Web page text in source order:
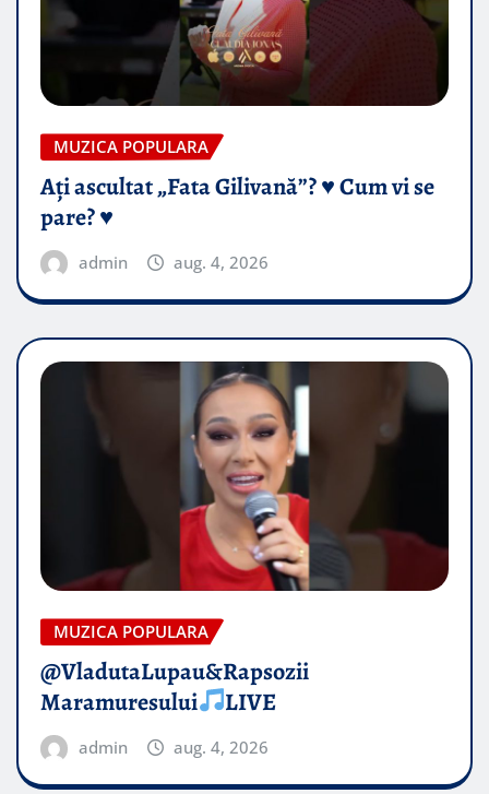
MUZICA POPULARA
Ați ascultat „Fata Gilivană”? ♥️ Cum vi se
pare? ♥️
admin aug. 4, 2026
MUZICA POPULARA
@VladutaLupau&Rapsozii
Maramuresului
LIVE
admin aug. 4, 2026